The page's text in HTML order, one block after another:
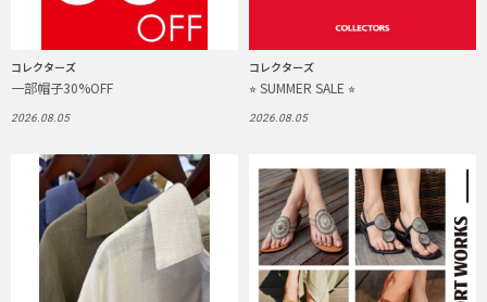
コレクターズ
一部帽子30%OFF
2026.08.05
コレクターズ
⭐︎ SUMMER SALE ⭐︎
2026.08.05